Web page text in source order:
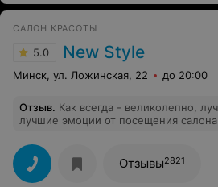
САЛОН КРАСОТЫ
5.0 New Style
Минск, ул. Ложинская, 22 до 20:00
Отзыв. Как всегда - великолепно,
лучшие эмоции от посещения
Отзывы2821